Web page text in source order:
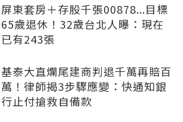
屏東套房＋存股千張00878...目標
65歲退休！32歲台北人曝：現在
已有243張
基泰大直爛尾建商判退千萬再賠百
萬！律師揭3步驟應變：快通知銀
行止付搶救自備款